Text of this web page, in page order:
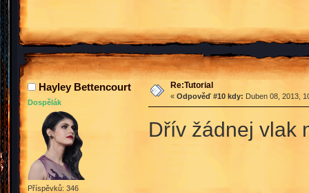
Hayley Bettencourt
Dospělák
Příspěvků: 346
Re:Tutorial
« Odpověď #10 kdy: Duben 08, 2013,
Dřív žádnej vlak